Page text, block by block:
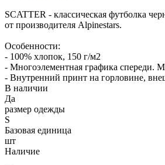
SCATTER - классическая футболка
от производителя Alpinestars.
Особенности:
- 100% хлопок, 150 г/м2
- Многоэлементная графика спереди.
- Внутренний принт на горловине,
В наличии
Да
размер одежды
S
Базовая единица
шт
Наличие